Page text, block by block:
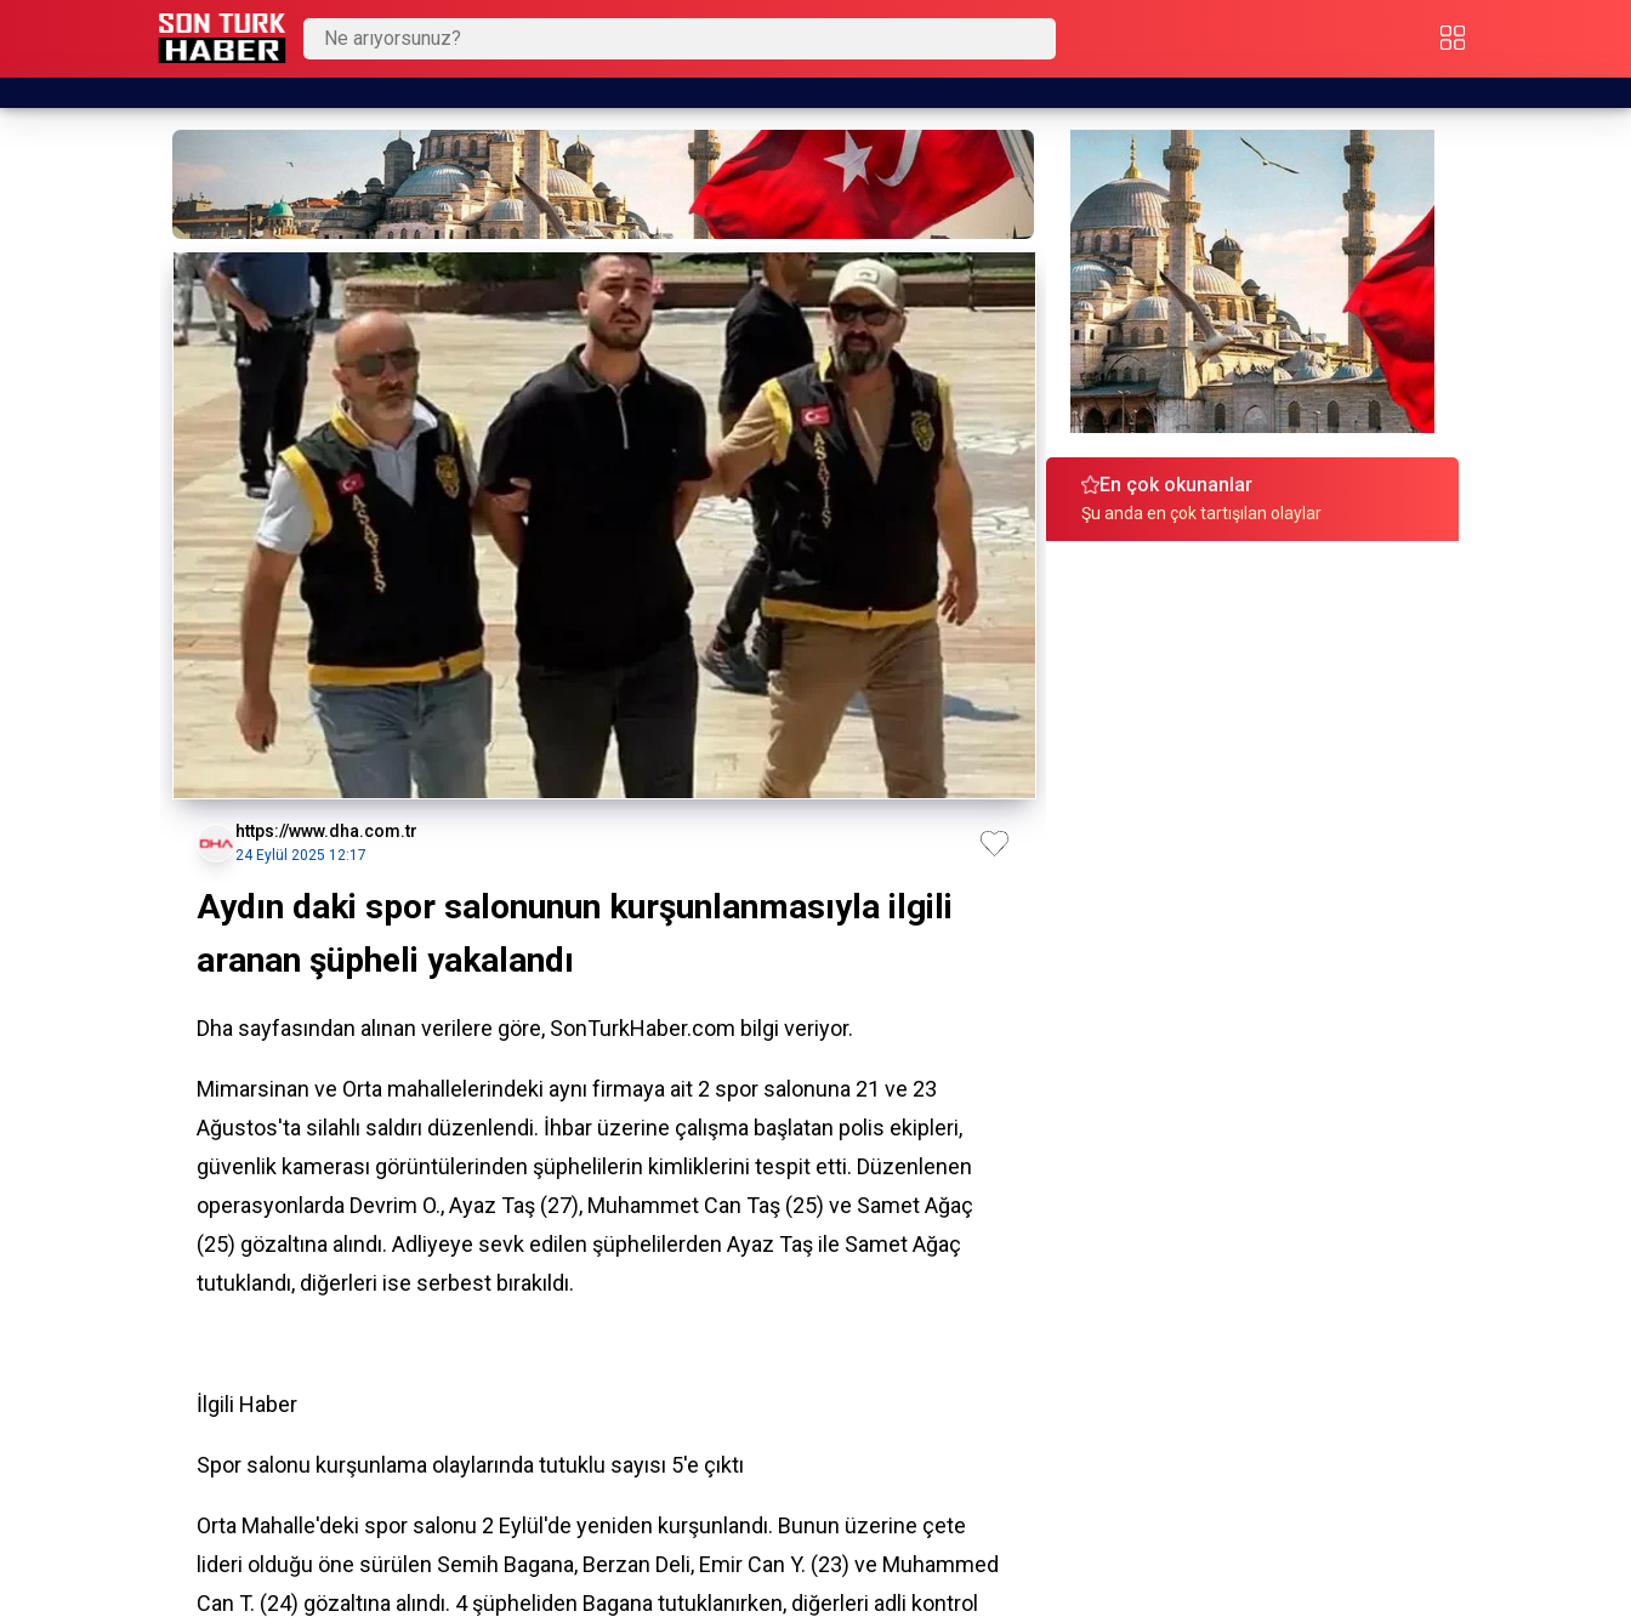
https://www.dha.com.tr
24 Eylül 2025 12:17
Aydın daki spor salonunun kurşunlanmasıyla ilgili
aranan şüpheli yakalandı
Dha sayfasından alınan verilere göre, SonTurkHaber.com bilgi veriyor.
Mimarsinan ve Orta mahallelerindeki aynı firmaya ait 2 spor salonuna 21 ve 23
Ağustos'ta silahlı saldırı düzenlendi. İhbar üzerine çalışma başlatan polis ekipleri,
güvenlik kamerası görüntülerinden şüphelilerin kimliklerini tespit etti. Düzenlenen
operasyonlarda Devrim O., Ayaz Taş (27), Muhammet Can Taş (25) ve Samet Ağaç
(25) gözaltına alındı. Adliyeye sevk edilen şüphelilerden Ayaz Taş ile Samet Ağaç
tutuklandı, diğerleri ise serbest bırakıldı.
İlgili Haber
Spor salonu kurşunlama olaylarında tutuklu sayısı 5'e çıktı
Orta Mahalle'deki spor salonu 2 Eylül'de yeniden kurşunlandı. Bunun üzerine çete
lideri olduğu öne sürülen Semih Bagana, Berzan Deli, Emir Can Y. (23) ve Muhammed
Can T. (24) gözaltına alındı. 4 şüpheliden Bagana tutuklanırken, diğerleri adli kontrol
En çok okunanlar
Şu anda en çok tartışılan olaylar